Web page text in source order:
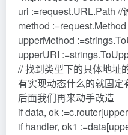
uri :=request.URL.Path //
method
upperMethod
upperURI
// 找到类型下的具体地址
有实现动态什么的就固定
后面我们再来动手改造
if data, ok
if handler, ok1